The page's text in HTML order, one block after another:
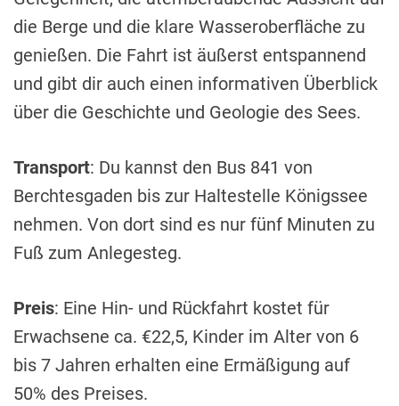
die Berge und die klare Wasseroberfläche zu
genießen. Die Fahrt ist äußerst entspannend
und gibt dir auch einen informativen Überblick
über die Geschichte und Geologie des Sees.
Transport: Du kannst den Bus 841 von
Berchtesgaden bis zur Haltestelle Königssee
nehmen. Von dort sind es nur fünf Minuten zu
Fuß zum Anlegesteg.
Preis: Eine Hin- und Rückfahrt kostet für
Erwachsene ca. €22,5, Kinder im Alter von 6
bis 7 Jahren erhalten eine Ermäßigung auf
50% des Preises.